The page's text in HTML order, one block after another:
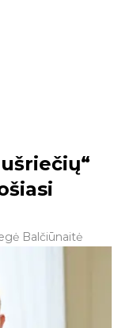
Balčiūnaitė